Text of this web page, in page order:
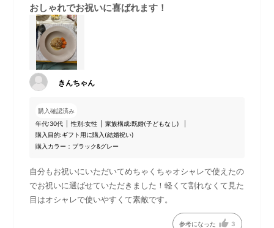
法をレーザー刻印から金型刻
印に変更するに伴い、刻印位
置を変更いたします。裏面の
伴い、一時新旧在庫が混在す
る可能性がございます。ご了
承ください。
おしゃれでお祝いに喜ばれます！
きんちゃん
購入確認済み
年代:30代 性別:女性 家族構成:既婚(子どもなし)
購入目的:ギフト用に購入(結婚祝い)
購入カラー：ブラック&グレー
自分もお祝いにいただいてめちゃくちゃオシャレで使えたの
でお祝いに選ばせていただきました！軽くて割れなくて見た
目はオシャレで使いやすくて素敵です。
参考になった 3